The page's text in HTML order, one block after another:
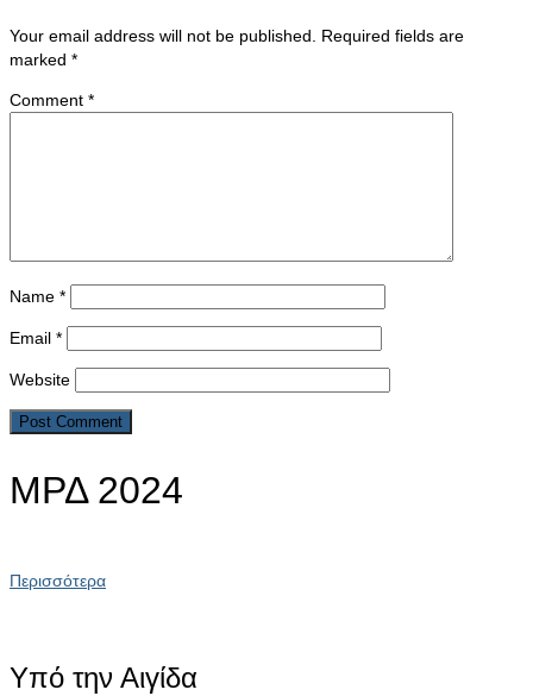
Your email address will not be published.
Required fields are
marked *
Comment *
Name *
Email *
Website
ΜΡΔ 2024
Περισσότερα
Υπό την Αιγίδα